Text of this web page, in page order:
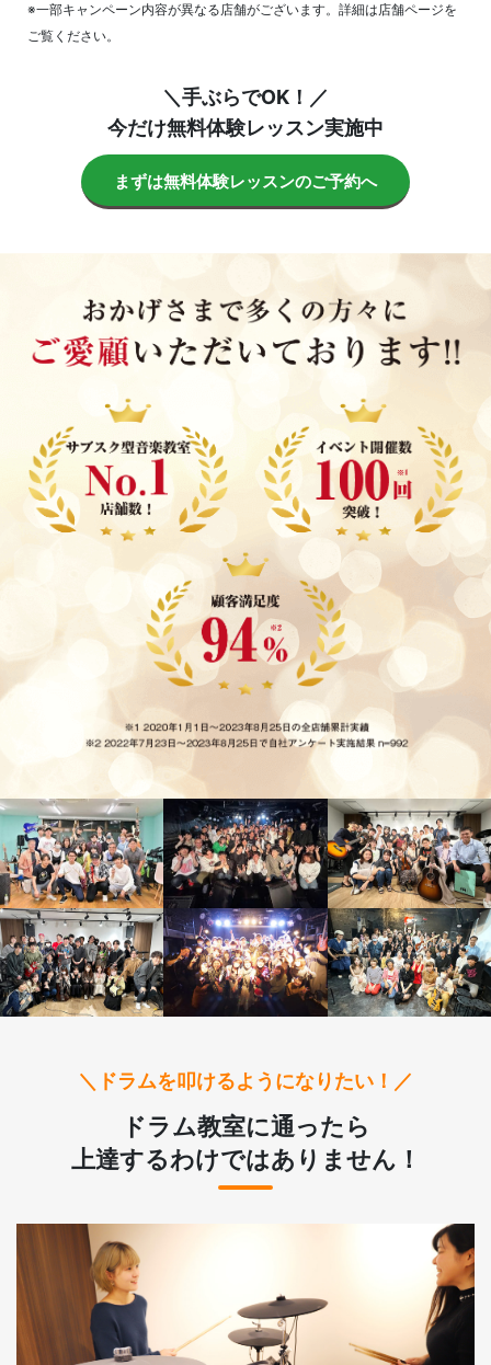
※一部キャンペーン内容が異なる店舗がございます。詳細は店舗ページを
ご覧ください。
＼手ぶらでOK！／
今だけ無料体験レッスン実施中
まずは無料体験レッスンのご予約へ
＼ドラムを叩けるようになりたい！／
ドラム教室に通ったら
上達するわけではありません！